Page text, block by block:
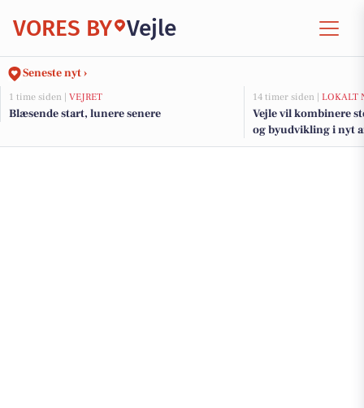
VORES BY Vejle
Seneste nyt ›
1 time siden | VEJRET
Blæsende start, lunere senere
14 timer siden | LOKALT
Vejle vil kombinere
og byudvikling i nyt
fjorden